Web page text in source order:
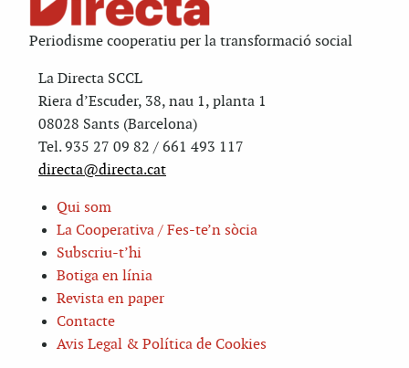
Periodisme cooperatiu per la transformació social
La Directa SCCL
Riera d’Escuder, 38, nau 1, planta 1
08028 Sants (Barcelona)
Tel. 935 27 09 82 / 661 493 117
directa@directa.cat
Qui som
La Cooperativa / Fes-te’n sòcia
Subscriu-t’hi
Botiga en línia
Revista en paper
Contacte
Avis Legal & Política de Cookies